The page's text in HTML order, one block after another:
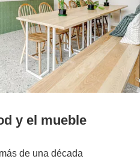
y el mueble
de una década